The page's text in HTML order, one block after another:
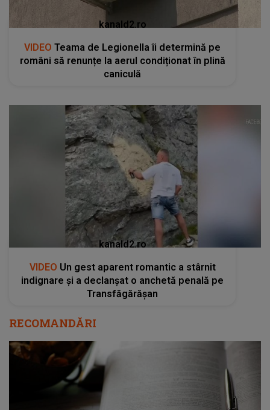
kanald2.ro
VIDEO Teama de Legionella îi determină pe
români să renunțe la aerul condiționat în plină
caniculă
kanald2.ro
VIDEO Un gest aparent romantic a stârnit
indignare și a declanșat o anchetă penală pe
Transfăgărășan
RECOMANDĂRI